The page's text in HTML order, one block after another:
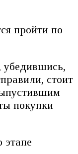
пройти по
убедившись,
стоит
покупки
этапе